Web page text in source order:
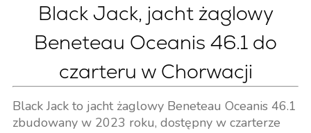
Black Jack, jacht żaglowy
Beneteau Oceanis 46.1 do
czarteru w Chorwacji
Black Jack to jacht żaglowy Beneteau Oceanis 46.1
zbudowany w 2023 roku, dostępny w czarterze